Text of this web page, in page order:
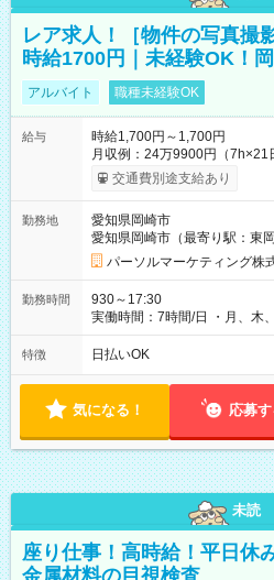
レア求人！［物件の写真撮
時給1700円｜未経験OK！
アルバイト 職種未経験OK
給与
時給1,700円～1,700円
月収例：24万9900円（7h×21日) 日払い、週払いOK（
り） 【試用期間】試用期間なし
交通費別途支給あり
勤務地
愛知県岡崎市
愛知県岡崎市（最寄り駅：東岡
パーソルマーケティング株
勤務時間
930～17:30
実働時間：7時間/日 ・月、木
は固定休です／夏季、年末年
フト！ 残業ほぼナシ（0～5h/
特徴 日払いOK
気になる！ 応募す
未読
座り仕事！高時給！平日休
金属材料の目視検査